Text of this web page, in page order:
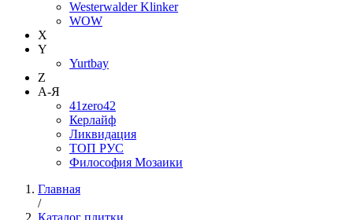
Westerwalder Klinker
WOW
X
Y
Yurtbay
Z
А-Я
41zero42
Керлайф
Ликвидация
ТОП РУС
Философия Мозаики
Главная
/
Каталог плитки